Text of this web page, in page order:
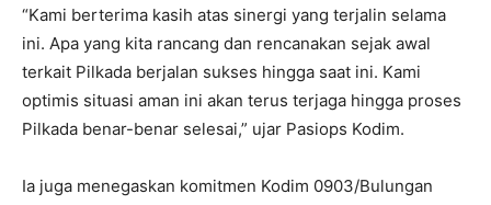
“Kami berterima kasih atas sinergi yang terjalin selama
ini. Apa yang kita rancang dan rencanakan sejak awal
terkait Pilkada berjalan sukses hingga saat ini. Kami
optimis situasi aman ini akan terus terjaga hingga proses
Pilkada benar-benar selesai,” ujar Pasiops Kodim.
Ia juga menegaskan komitmen Kodim 0903/Bulungan